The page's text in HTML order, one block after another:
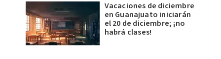
Vacaciones de diciembre
en Guanajuato iniciarán
el 20 de diciembre; ¡no
habrá clases!